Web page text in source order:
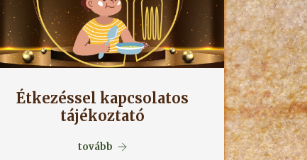
Étkezéssel kapcsolatos
tájékoztató
tovább